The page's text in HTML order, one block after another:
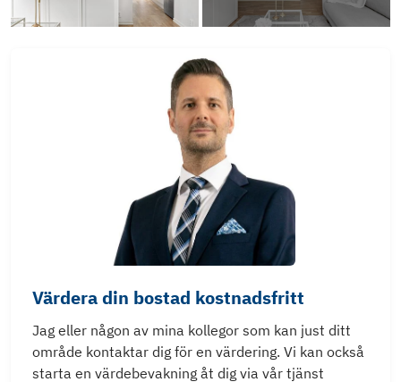
Värdera din bostad kostnadsfritt
Jag eller någon av mina kollegor som kan just ditt
område kontaktar dig för en värdering. Vi kan också
starta en värdebevakning åt dig via vår tjänst